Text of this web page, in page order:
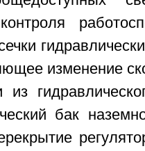
изменение
из
бак